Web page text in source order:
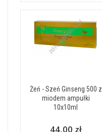
Żeń - Szeń Ginseng 500 z
miodem ampułki
10x10ml
44,00 zł